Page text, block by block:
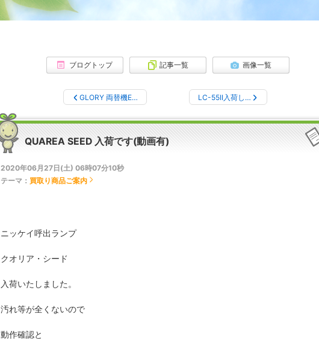
ブログトップ 記事一覧 画像一覧
GLORY 両替機E… LC-55II入荷し…
QUAREA SEED 入荷です(動画有)
2020年06月27日(土) 06時07分10秒
テーマ： 買取り商品ご案内
ニッケイ呼出ランプ
クオリア・シード
入荷いたしました。
汚れ等が全くないので
動作確認と